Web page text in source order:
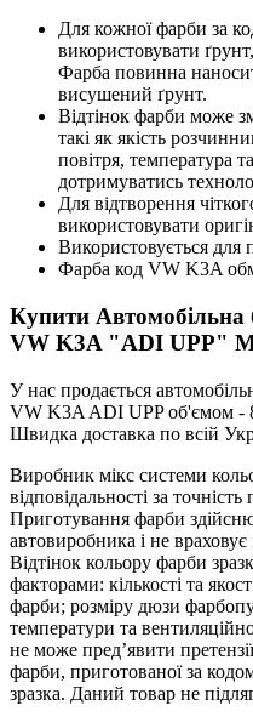
Для кожної фарби за
використовувати
Фарба повинна
висушений ґрунт.
Відтінок фарби може
такі як якість
повітря, температура
дотримуватись
Для відтворення
використовувати
Використовується для
Фарба код VW K3A
Купити
VW K3A "ADI UPP"
У нас продається
VW K3A ADI UPP об'ємом -
Швидка доставка по всій
Виробник мікс системи
відповідальності за
Приготування фарби
автовиробника і не враховує
Відтінок кольору фарби
факторами: кількості та
фарби; розміру дюзи
температури та
не може пред’явити
фарби, приготованої за
зразка. Даний товар не